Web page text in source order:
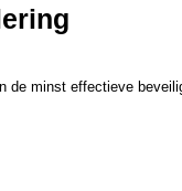
minst effectieve